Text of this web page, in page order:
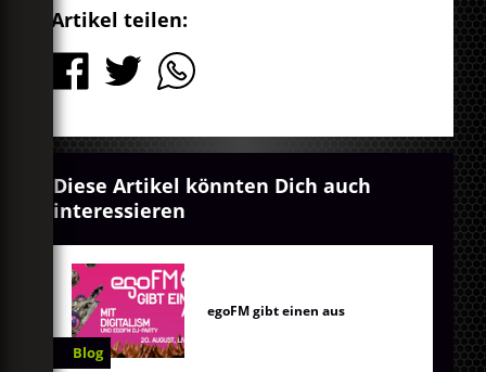
Artikel teilen:
Diese Artikel könnten Dich auch
interessieren
Blog
egoFM gibt einen aus